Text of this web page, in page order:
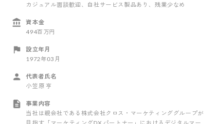
カジュアル面談歓迎 、自社サービス製品あり 、残業少なめ
資本金
494百万円
設立年月
1972年03月
代表者氏名
小笠原 亨
事業内容
当社は親会社である株式会社クロス・マーケティンググループが